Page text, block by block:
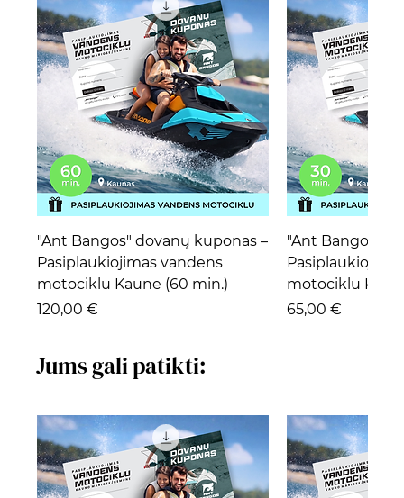
"Ant Bangos" dovanų kuponas –
Pasiplaukiojimas vandens
motociklu Kaune (60 min.)
Kaina
120,00 €
"Ant Bangos"
motociklu
Kaina
65,00 €
Jums gali patikti: